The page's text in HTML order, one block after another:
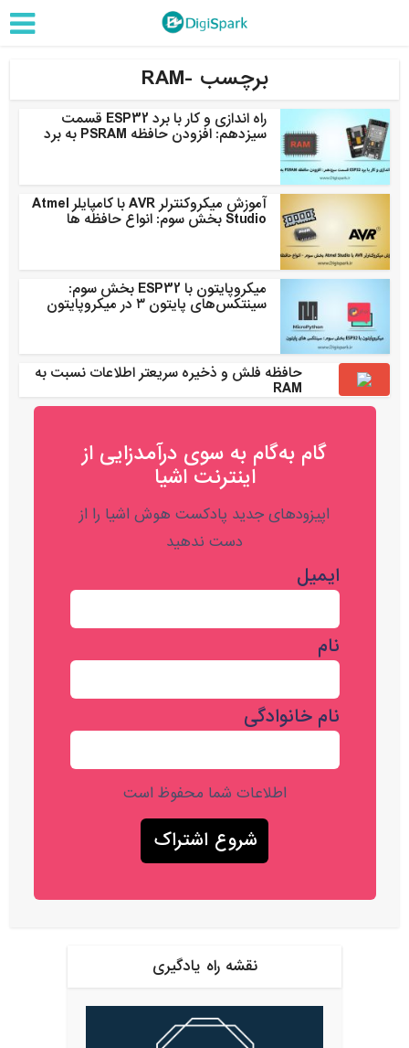
برچسب -RAM
راه اندازی و کار با برد ESP32 قسمت
سیزدهم: افزودن حافظه PSRAM به برد
آموزش میکروکنترلر AVR با کامپایلر Atmel
Studio بخش سوم: انواع حافظه ها
میکروپایتون با ESP32 بخش سوم:
سینتکس‌های پایتون ۳ در میکروپایتون
حافظه فلش و ذخیره سریعتر اطلاعات نسبت به
RAM
گام به‌گام به‌ سوی درآمدزایی از
اینترنت اشیا
اپیزودهای جدید پادکست هوش اشیا را از
دست ندهید
ایمیل
نام
نام خانوادگی
اطلاعات شما محفوظ است
نقشه راه یادگیری